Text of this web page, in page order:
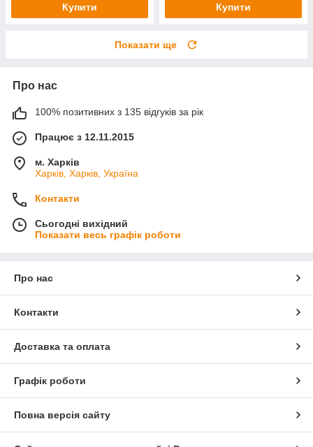
Купити Купити
Показати ще
Про нас
100% позитивних з 135 відгуків за рік
Працює з 12.11.2015
м. Харків
Харків, Харків, Україна
Контакти
Сьогодні вихідний
Показати весь графік роботи
Про нас
Контакти
Доставка та оплата
Графік роботи
Повна версія сайту